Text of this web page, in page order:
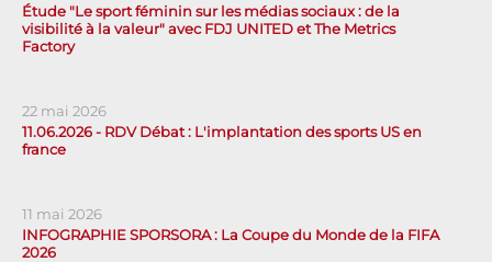
Étude "Le sport féminin sur les médias sociaux : de la
visibilité à la valeur" avec FDJ UNITED et The Metrics
Factory
22 mai 2026
11.06.2026 - RDV Débat : L'implantation des sports US en
france
11 mai 2026
INFOGRAPHIE SPORSORA : La Coupe du Monde de la FIFA
2026